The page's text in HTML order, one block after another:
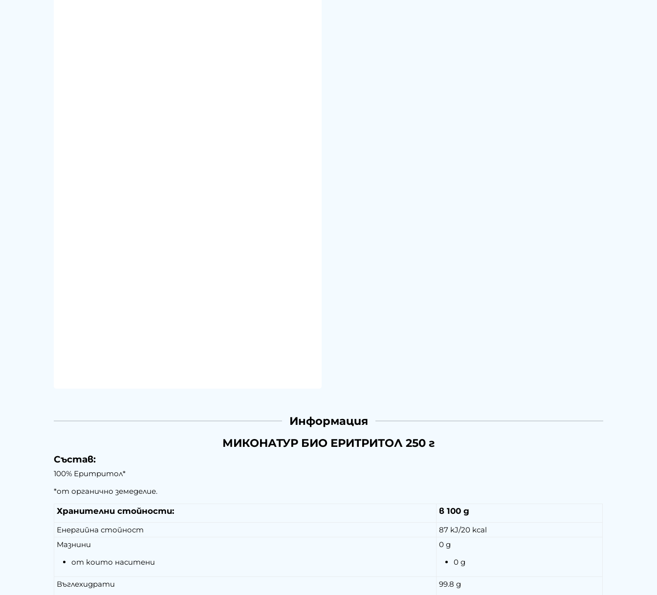
Информация
МИКОНАТУР БИО ЕРИТРИТОЛ 250 г
Състав:
100% Еритритол*
*от органично земеделие.
Хранителни стойности: в 100 g
Енергийна стойност
87 kJ/20 kcal
Мазнини
от които наситени
0 g
0 g
Въглехидрати 99.8 g